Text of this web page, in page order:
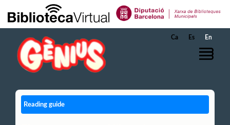
Skip to Main Content
Ca Es En
Reading guide